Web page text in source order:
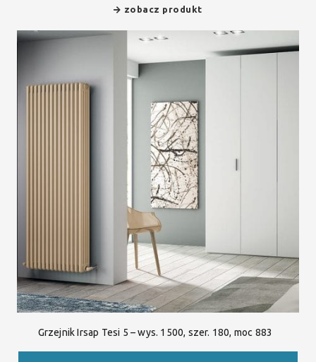
zobacz produkt
Grzejnik Irsap Tesi 5 – wys. 1500, szer. 180, moc 883